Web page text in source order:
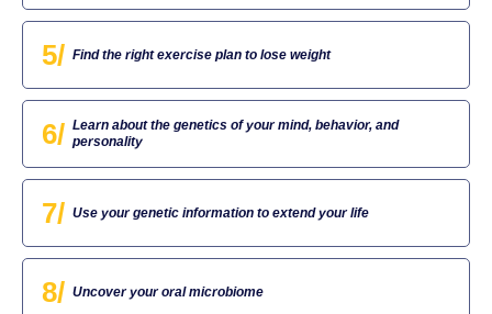
5/ Find the right exercise plan to lose weight
6/ Learn about the genetics of your mind, behavior, and
personality
7/ Use your genetic information to extend your life
8/ Uncover your oral microbiome